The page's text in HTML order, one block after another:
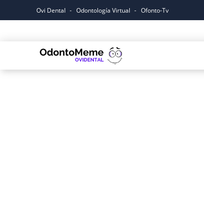
Ovi Dental Odontología Virtual Ofonto-Tv